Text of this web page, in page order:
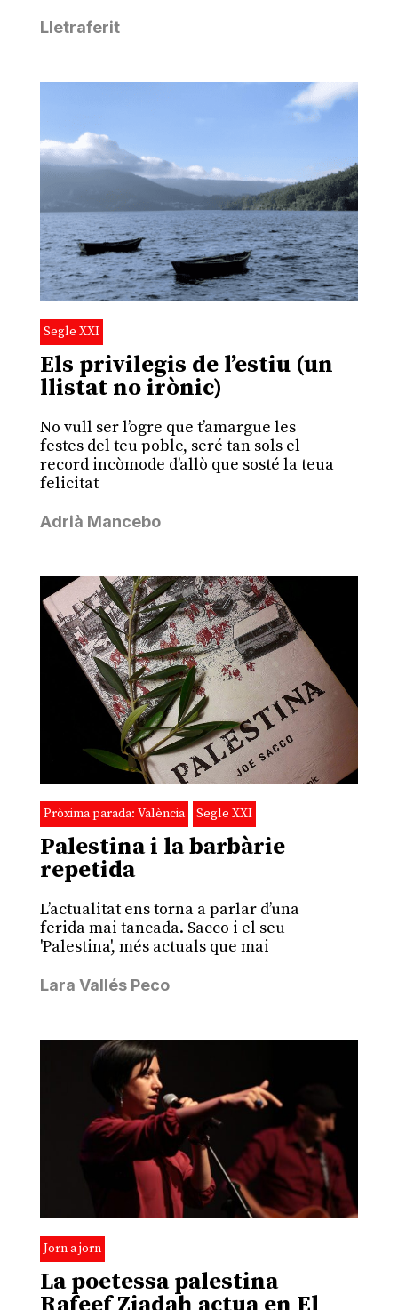
Lletraferit
Segle XXI
Els privilegis de l’estiu (un
llistat no irònic)
No vull ser l’ogre que t’amargue les
festes del teu poble, seré tan sols el
record incòmode d’allò que sosté la teua
felicitat
Adrià Mancebo
Pròxima parada: València Segle XXI
Palestina i la barbàrie
repetida
L’actualitat ens torna a parlar d’una
ferida mai tancada. Sacco i el seu
'Palestina', més actuals que mai
Lara Vallés Peco
Jorn a jorn
La poetessa palestina